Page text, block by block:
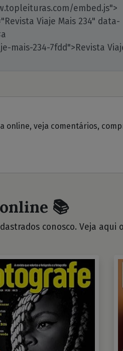
online, veja comentários,
📚
conosco. Veja aqui